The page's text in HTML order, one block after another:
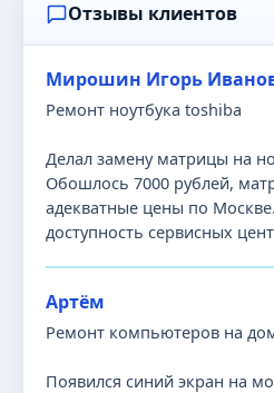
Отзывы клиентов
Мирошин Игорь
Ремонт ноутбука toshiba
Делал замену матрицы на
Обошлось 7000 рублей,
адекватные цены по
доступность сервисных
Артём
Ремонт компьютеров на
Появился синий экран на